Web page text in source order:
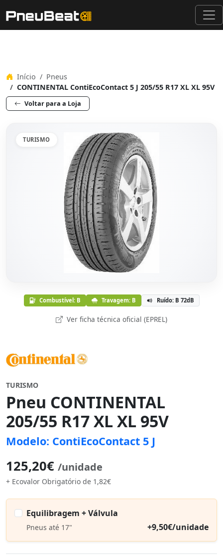
Início
Pneus
CONTINENTAL ContiEcoContact 5 J 205/55 R17 XL XL 95V
Voltar para a Loja
TURISMO
Combustível: B Travagem: B Ruído: B 72dB
Ver ficha técnica oficial (EPREL)
TURISMO
Pneu CONTINENTAL
205/55 R17 XL XL 95V
Modelo: ContiEcoContact 5 J
125,20€ /unidade
+ Ecovalor Obrigatório de 1,82€
Equilibragem + Válvula
Pneus até 17" +9,50€/unidade